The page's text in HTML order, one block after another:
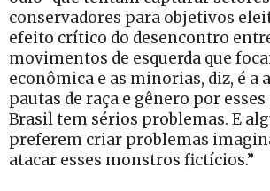
conservadores para objetivos
efeito crítico do desencontro
movimentos de esquerda que
econômica e as minorias, diz, é a
pautas de raça e gênero por esses
Brasil tem sérios problemas. E
preferem criar problemas
atacar esses monstros fictícios.”